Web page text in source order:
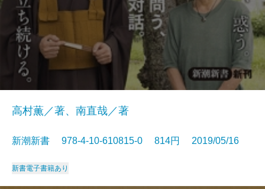
高村薫／著、南直哉／著
新潮新書 978-4-10-610815-0 814円 2019/05/16
新書電子書籍あり